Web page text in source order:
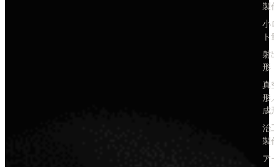
製
小
射
形
真
形
成
治
製
ア